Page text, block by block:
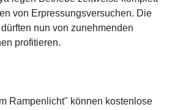
von Erpressungsversuchen. Die
nun von zunehmenden
profitieren.
Rampenlicht" können kostenlose